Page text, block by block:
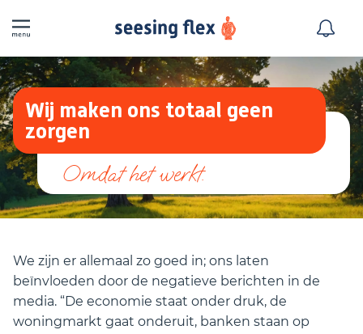
Wij maken ons totaal geen
zorgen
We zijn er allemaal zo goed in; ons laten
beïnvloeden door de negatieve berichten in de
media. “De economie staat onder druk, de
woningmarkt gaat onderuit, banken staan op